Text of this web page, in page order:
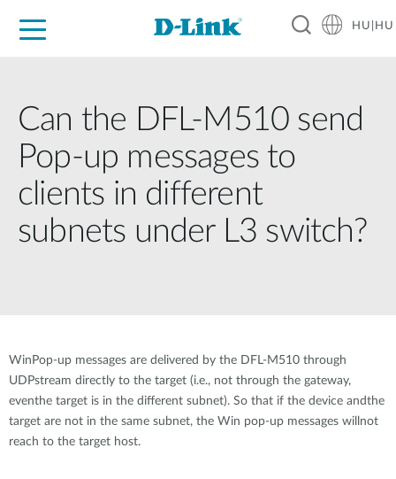
HU|HU
Can the DFL-M510 send
Pop-up messages to
clients in different
subnets under L3 switch?
WinPop-up messages are delivered by the DFL-M510 through
UDPstream directly to the target (i.e., not through the gateway,
eventhe target is in the different subnet). So that if the device andthe
target are not in the same subnet, the Win pop-up messages willnot
reach to the target host.